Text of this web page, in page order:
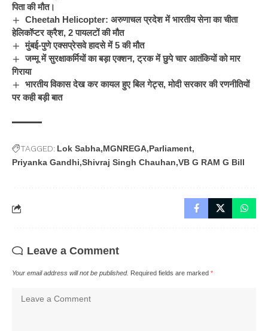
पिता की मौत।
Cheetah Helicopter: अरुणाचल प्रदेश में भारतीय सेना का चीता
हेलिकॉप्टर क्रैश, 2 पायलटों की मौत
मुंबई-पुणे एक्सप्रेसवे हादसे में 5 की मौत
जम्मू में सुरक्षाकर्मियों का बड़ा एक्शन, ट्रक में छुपे चार आतंकियों को मार
गिराया
भारतीय विकास देख कर कायल हुए बिल गेट्स, मोदी सरकार की रणनीतियों
पर कही बड़ी बात
TAGGED: Lok Sabha MGNREGA Parliament
Priyanka Gandhi Shivraj Singh Chauhan VB G RAM G Bill
Leave a Comment
Your email address will not be published. Required fields are marked *